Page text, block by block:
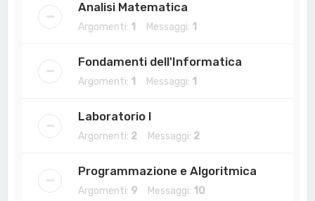
Analisi Matematica
Argomenti: 1 Messaggi: 1
Fondamenti dell'Informatica
Argomenti: 1 Messaggi: 1
Laboratorio I
Argomenti: 2 Messaggi: 2
Programmazione e Algoritmica
Argomenti: 9 Messaggi: 10